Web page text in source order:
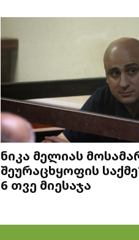
ნიკა მელიას
შეურაცხყოფის
6 თვე მიესაჯა